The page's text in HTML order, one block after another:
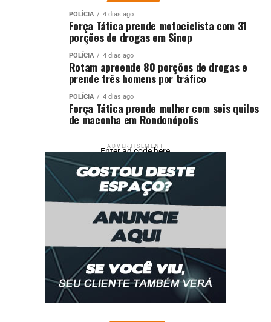
Fonte: Só Notícias
Comentários
POLÍCIA 4 dias ago
Força Tática prende motociclista com 31
porções de drogas em Sinop
POLÍCIA 4 dias ago
Rotam apreende 80 porções de drogas e
prende três homens por tráfico
POLÍCIA 4 dias ago
Força Tática prende mulher com seis quilos
de maconha em Rondonópolis
ADVERTISEMENT
Enter ad code here